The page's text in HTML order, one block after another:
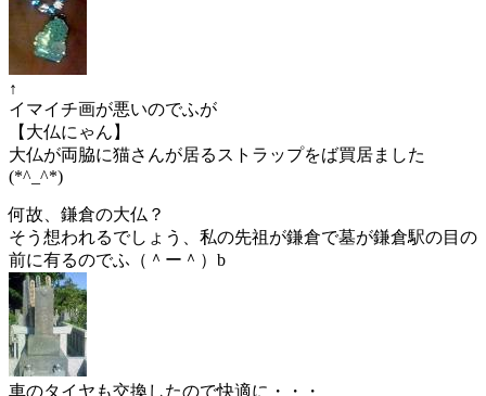
↑
イマイチ画が悪いのでふが
【大仏にゃん】
大仏が両脇に猫さんが居るストラップをば買居ました
(*^_^*)
何故、鎌倉の大仏？
そう想われるでしょう、私の先祖が鎌倉で墓が鎌倉駅の目の
前に有るのでふ（＾ー＾）b
車のタイヤも交換したので快適に・・・